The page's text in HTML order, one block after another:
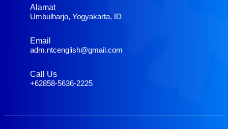
Alamat
Umbulharjo, Yogyakarta, ID
Email
adm.ntcenglish@gmail.com
Call Us
+62858-5636-2225